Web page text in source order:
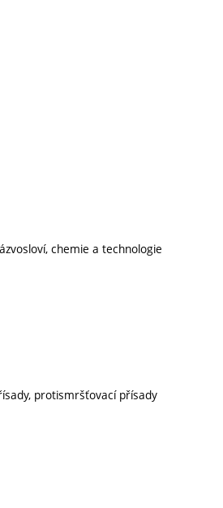
chemie a technologie
protismršťovací přísady